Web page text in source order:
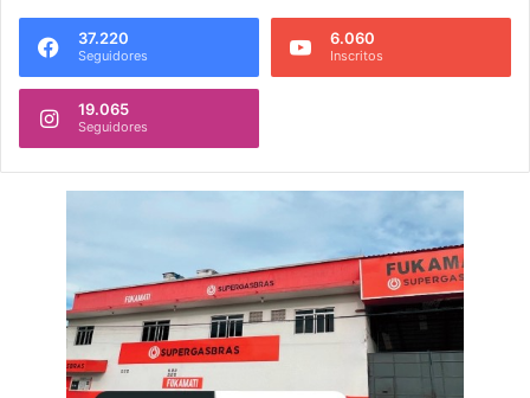
37.220
Seguidores
6.060
Inscritos
19.065
Seguidores